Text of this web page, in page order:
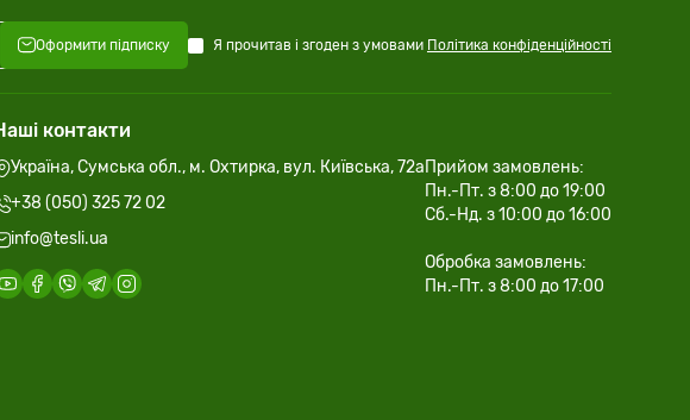
Оформити підписку Я прочитав і згоден з умовами Політика конфіденційності
контакти
Україна, Сумська обл., м. Охтирка, вул. Київська, 72а
+38 (050) 325 72 02
info@tesli.ua
Прийом замовлень:
Пн.-Пт. з 8:00 до 19:00
Сб.-Нд. з 10:00 до 16:00
Обробка замовлень:
Пн.-Пт. з 8:00 до 17:00